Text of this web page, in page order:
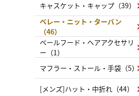
キャスケット・キャップ（39）
ベレー・ニット・ターバン
（46）
ベールフード・ヘアアクセサリ
ー（1）
マフラー・ストール・手袋（5）
[メンズ]ハット・中折れ（44）